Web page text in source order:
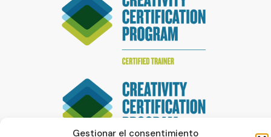
Gestionar el consentimiento